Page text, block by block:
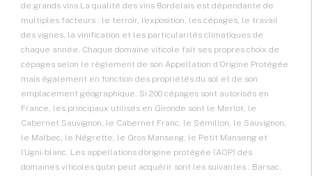
de grands vins La qualité des vins Bordelais est dépendante de
multiples facteurs : le terroir, l’exposition, les cépages, le travail
des vignes, la vinification et les particularités climatiques de
chaque année. Chaque domaine viticole fait ses propres choix de
cépages selon le règlement de son Appellation d’Origine Protégée
mais également en fonction des propriétés du sol et de son
emplacement géographique. Si 200 cépages sont autorisés en
France, les principaux utilisés en Gironde sont le Merlot, le
Cabernet Sauvignon, le Cabernet Franc, le Sémillon, le Sauvignon,
le Malbec, le Négrette, le Gros Manseng, le Petit Manseng et
l’Ugni-blanc. Les appellations d’origine protégée (AOP) des
domaines viticoles qu’on peut acquérir sont les suivantes : Barsac,